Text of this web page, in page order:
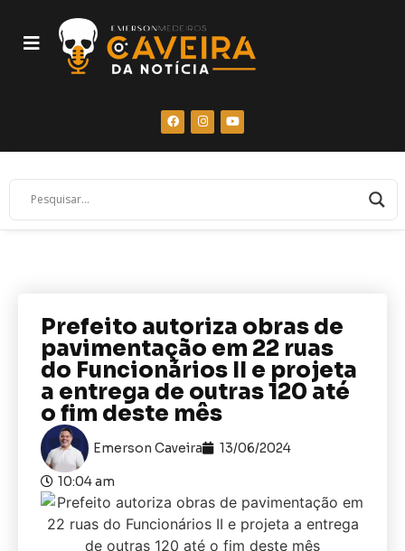
Prefeito autoriza obras de
pavimentação em 22 ruas
do Funcionários II e projeta
a entrega de outras 120 até
o fim deste mês
Emerson Caveira 13/06/2024
10:04 am